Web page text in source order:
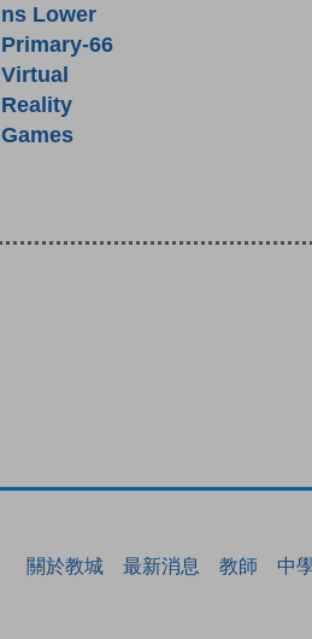
ns Lower
Primary-66
Virtual
Reality
Games
關於教城 最新消息 教師 中